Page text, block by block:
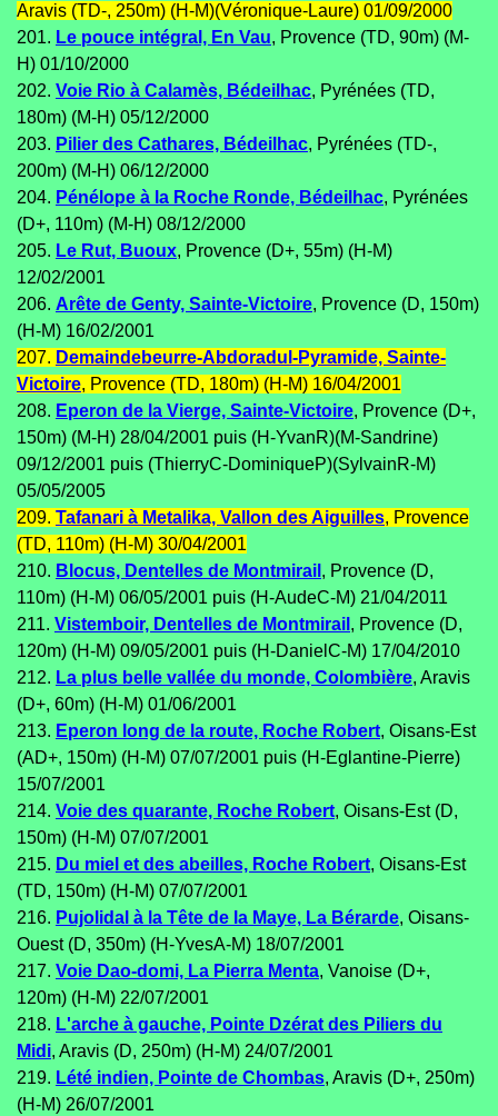
Aravis (TD-, 250m) (H-M)(Véronique-Laure) 01/09/2000
201. Le pouce intégral, En Vau, Provence (TD, 90m) (M-
H) 01/10/2000
202. Voie Rio à Calamès, Bédeilhac, Pyrénées (TD,
180m) (M-H) 05/12/2000
203. Pilier des Cathares, Bédeilhac, Pyrénées (TD-,
200m) (M-H) 06/12/2000
204. Pénélope à la Roche Ronde, Bédeilhac, Pyrénées
(D+, 110m) (M-H) 08/12/2000
205. Le Rut, Buoux, Provence (D+, 55m) (H-M)
12/02/2001
206. Arête de Genty, Sainte-Victoire, Provence (D, 150m)
(H-M) 16/02/2001
207. Demaindebeurre-Abdoradul-Pyramide, Sainte-
Victoire, Provence (TD, 180m) (H-M) 16/04/2001
208. Eperon de la Vierge, Sainte-Victoire, Provence (D+,
150m) (M-H) 28/04/2001 puis (H-YvanR)(M-Sandrine)
09/12/2001 puis (ThierryC-DominiqueP)(SylvainR-M)
05/05/2005
209. Tafanari à Metalika, Vallon des Aiguilles, Provence
(TD, 110m) (H-M) 30/04/2001
210. Blocus, Dentelles de Montmirail , Provence (D,
110m) (H-M) 06/05/2001 puis (H-AudeC-M) 21/04/2011
211. Vistemboir, Dentelles de Montmirail , Provence (D,
120m) (H-M) 09/05/2001 puis (H-DanielC-M) 17/04/2010
212. La plus belle vallée du monde, Colombière, Aravis
(D+, 60m) (H-M) 01/06/2001
213. Eperon long de la route, Roche Robert, Oisans-Est
(AD+, 150m) (H-M) 07/07/2001 puis (H-Eglantine-Pierre)
15/07/2001
214. Voie des quarante, Roche Robert, Oisans-Est (D,
150m) (H-M) 07/07/2001
215. Du miel et des abeilles, Roche Robert, Oisans-Est
(TD, 150m) (H-M) 07/07/2001
216. Pujolidal à la Tête de la Maye, La Bérarde, Oisans-
Ouest (D, 350m) (H-YvesA-M) 18/07/2001
217. Voie Dao-domi, La Pierra Menta, Vanoise (D+,
120m) (H-M) 22/07/2001
218. L'arche à gauche, Pointe Dzérat des Piliers du
Midi, Aravis (D, 250m) (H-M) 24/07/2001
219. Lété indien, Pointe de Chombas, Aravis (D+, 250m)
(H-M) 26/07/2001